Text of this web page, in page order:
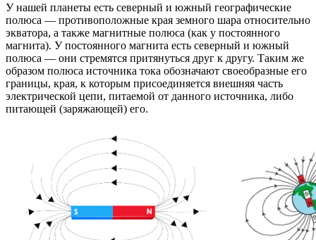
У нашей планеты есть северный и южный географические
полюса — противоположные края земного шара относительно
экватора, а также магнитные полюса (как у постоянного
магнита). У постоянного магнита есть северный и южный
полюса — они стремятся притянуться друг к другу. Таким же
образом полюса источника тока обозначают своеобразные его
границы, края, к которым присоединяется внешняя часть
электрической цепи, питаемой от данного источника, либо
питающей (заряжающей) его.